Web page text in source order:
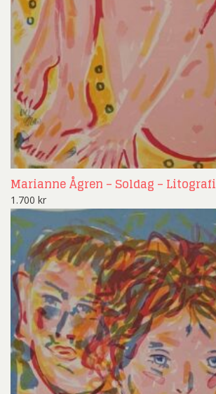
Marianne Ågren – Soldag – Litografi
1.700 kr